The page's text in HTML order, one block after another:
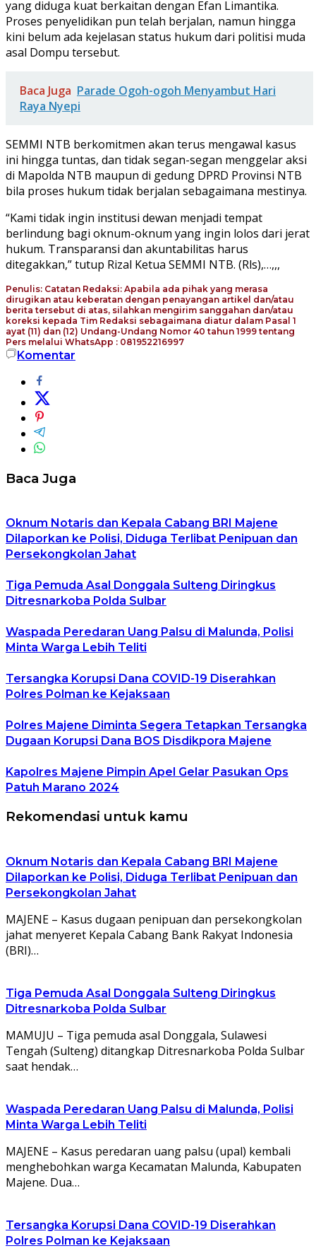
yang diduga kuat berkaitan dengan Efan Limantika.
Proses penyelidikan pun telah berjalan, namun hingga
kini belum ada kejelasan status hukum dari politisi muda
asal Dompu tersebut.
Baca Juga Parade Ogoh-ogoh Menyambut Hari
Raya Nyepi
SEMMI NTB berkomitmen akan terus mengawal kasus
ini hingga tuntas, dan tidak segan-segan menggelar aksi
di Mapolda NTB maupun di gedung DPRD Provinsi NTB
bila proses hukum tidak berjalan sebagaimana mestinya.
“Kami tidak ingin institusi dewan menjadi tempat
berlindung bagi oknum-oknum yang ingin lolos dari jerat
hukum. Transparansi dan akuntabilitas harus
ditegakkan,” tutup Rizal Ketua SEMMI NTB. (Rls),…,,,
Penulis: Catatan Redaksi: Apabila ada pihak yang merasa
dirugikan atau keberatan dengan penayangan artikel dan/atau
berita tersebut di atas, silahkan mengirim sanggahan dan/atau
koreksi kepada Tim Redaksi sebagaimana diatur dalam Pasal 1
ayat (11) dan (12) Undang-Undang Nomor 40 tahun 1999 tentang
Pers melalui WhatsApp : 081952216997
Komentar
Baca Juga
Oknum Notaris dan Kepala Cabang BRI Majene
Dilaporkan ke Polisi, Diduga Terlibat Penipuan dan
Persekongkolan Jahat
Tiga Pemuda Asal Donggala Sulteng Diringkus
Ditresnarkoba Polda Sulbar
Waspada Peredaran Uang Palsu di Malunda, Polisi
Minta Warga Lebih Teliti
Tersangka Korupsi Dana COVID-19 Diserahkan
Polres Polman ke Kejaksaan
Polres Majene Diminta Segera Tetapkan Tersangka
Dugaan Korupsi Dana BOS Disdikpora Majene
Kapolres Majene Pimpin Apel Gelar Pasukan Ops
Patuh Marano 2024
Rekomendasi untuk kamu
Oknum Notaris dan Kepala Cabang BRI Majene
Dilaporkan ke Polisi, Diduga Terlibat Penipuan dan
Persekongkolan Jahat
MAJENE – Kasus dugaan penipuan dan persekongkolan
jahat menyeret Kepala Cabang Bank Rakyat Indonesia
(BRI)…
Tiga Pemuda Asal Donggala Sulteng Diringkus
Ditresnarkoba Polda Sulbar
MAMUJU – Tiga pemuda asal Donggala, Sulawesi
Tengah (Sulteng) ditangkap Ditresnarkoba Polda Sulbar
saat hendak…
Waspada Peredaran Uang Palsu di Malunda, Polisi
Minta Warga Lebih Teliti
MAJENE – Kasus peredaran uang palsu (upal) kembali
menghebohkan warga Kecamatan Malunda, Kabupaten
Majene. Dua…
Tersangka Korupsi Dana COVID-19 Diserahkan
Polres Polman ke Kejaksaan